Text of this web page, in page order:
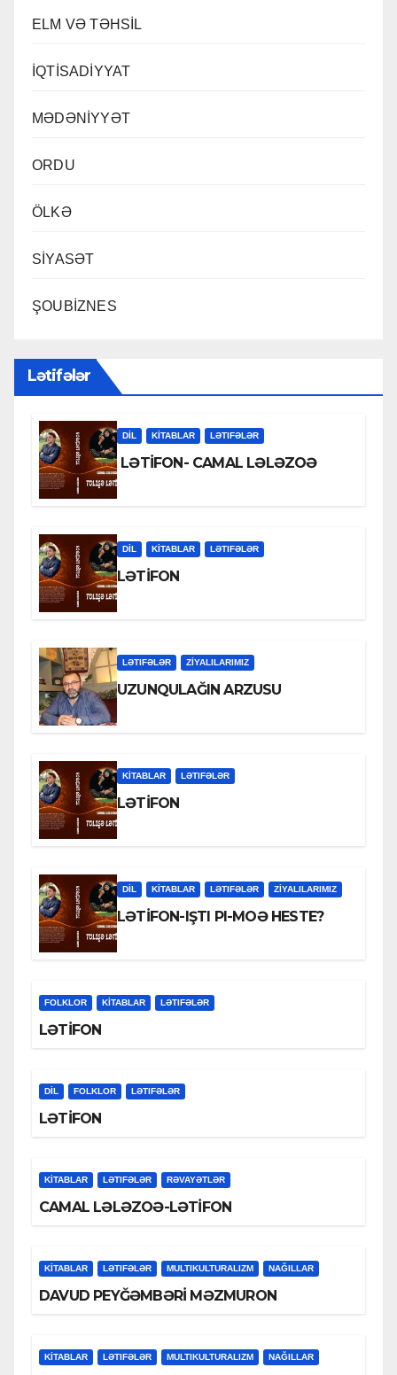
ELM VƏ TƏHSİL
İQTİSADİYYAT
MƏDƏNİYYƏT
ORDU
ÖLKƏ
SİYASƏT
ŞOUBİZNES
Lətifələr
DİL KİTABLAR LƏTIFƏLƏR
LƏTİFON- CAMAL LƏLƏZOƏ
DİL KİTABLAR LƏTIFƏLƏR
LƏTİFON
LƏTIFƏLƏR ZİYALILARIMIZ
UZUNQULAĞIN ARZUSU
KİTABLAR LƏTIFƏLƏR
LƏTİFON
DİL KİTABLAR LƏTIFƏLƏR ZİYALILARIMIZ
LƏTİFON-IŞTI PI-MOƏ HESTE?
FOLKLOR KİTABLAR LƏTIFƏLƏR
LƏTİFON
DİL FOLKLOR LƏTIFƏLƏR
LƏTİFON
KİTABLAR LƏTIFƏLƏR RƏVAYƏTLƏR
CAMAL LƏLƏZOƏ-LƏTİFON
KİTABLAR LƏTIFƏLƏR MULTIKULTURALIZM NAĞILLAR
DAVUD PEYĞƏMBƏRİ MƏZMURON
KİTABLAR LƏTIFƏLƏR MULTIKULTURALIZM NAĞILLAR